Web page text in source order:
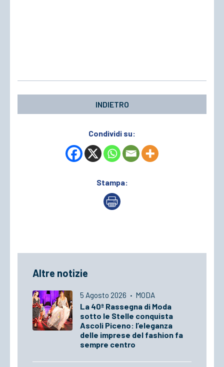
INDIETRO
Condividi su:
Stampa:
Altre notizie
5 Agosto 2026 · MODA
La 40ª Rassegna di Moda
sotto le Stelle conquista
Ascoli Piceno: l’eleganza
delle imprese del fashion fa
sempre centro